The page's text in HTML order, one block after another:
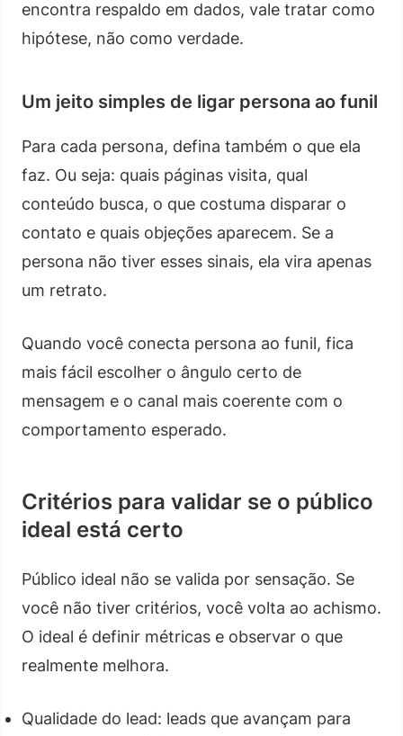
encontra respaldo em dados, vale tratar como
hipótese, não como verdade.
Um jeito simples de ligar persona ao funil
Para cada persona, defina também o que ela
faz. Ou seja: quais páginas visita, qual
conteúdo busca, o que costuma disparar o
contato e quais objeções aparecem. Se a
persona não tiver esses sinais, ela vira apenas
um retrato.
Quando você conecta persona ao funil, fica
mais fácil escolher o ângulo certo de
mensagem e o canal mais coerente com o
comportamento esperado.
Critérios para validar se o público
ideal está certo
Público ideal não se valida por sensação. Se
você não tiver critérios, você volta ao achismo.
O ideal é definir métricas e observar o que
realmente melhora.
Qualidade do lead: leads que avançam para